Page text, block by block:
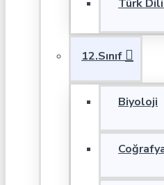
Türk
12.Sınıf
Biyoloji